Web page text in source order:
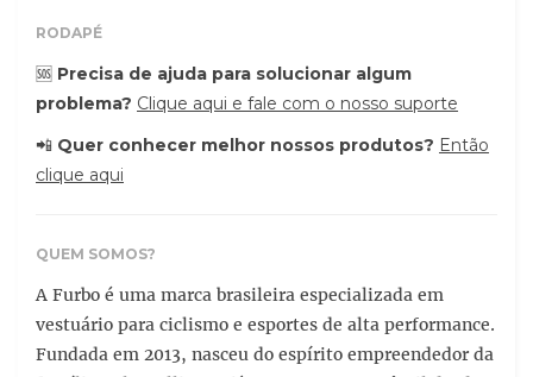
RODAPÉ
🆘 Precisa de ajuda para solucionar algum
problema? Clique aqui e fale com o nosso suporte
📲 Quer conhecer melhor nossos produtos? Então
clique aqui
QUEM SOMOS?
A Furbo é uma marca brasileira especializada em
vestuário para ciclismo e esportes de alta performance.
Fundada em 2013, nasceu do espírito empreendedor da